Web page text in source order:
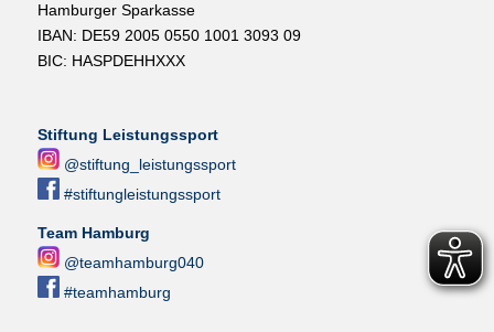
Hamburger Sparkasse
IBAN: DE59 2005 0550 1001 3093 09
BIC: HASPDEHHXXX
Stiftung Leistungssport
@stiftung_leistungssport
#stiftungleistungssport
Team Hamburg
@teamhamburg040
#teamhamburg